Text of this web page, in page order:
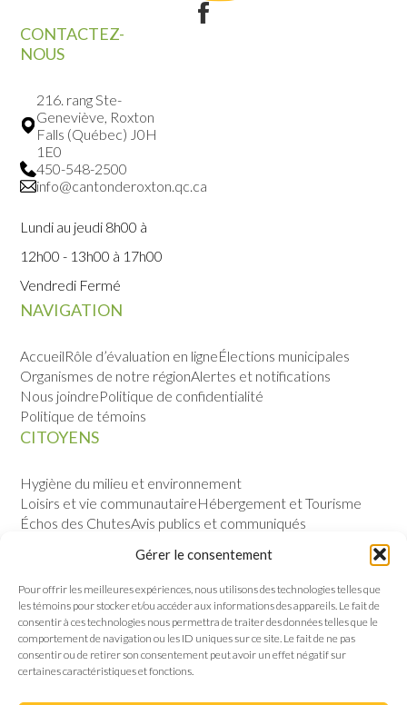
Gérer le consentement
Pour offrir les meilleures expériences, nous utilisons des technologies telles que
les témoins pour stocker et/ou accéder aux informations des appareils. Le fait de
consentir à ces technologies nous permettra de traiter des données telles que le
comportement de navigation ou les ID uniques sur ce site. Le fait de ne pas
consentir ou de retirer son consentement peut avoir un effet négatif sur
certaines caractéristiques et fonctions.
NAVIGATION
AccueilRôle d’évaluation en ligneÉlections municipales
Organismes de notre régionAlertes et notifications
Nous joindrePolitique de confidentialité
Politique de témoins
CITOYENS
Hygiène du milieu et environnement
Loisirs et vie communautaireHébergement et Tourisme
Échos des ChutesAvis publics et communiqués
Notre histoirePermis et règlements
Politique de gestion contractuelleConseil municipal
CONTACTEZ-
NOUS
216. rang Ste-
Geneviève, Roxton
Falls (Québec) J0H
1E0
450-548-2500
info@cantonderoxton.qc.ca
Lundi au jeudi 8h00 à
12h00 - 13h00 à 17h00
Vendredi Fermé